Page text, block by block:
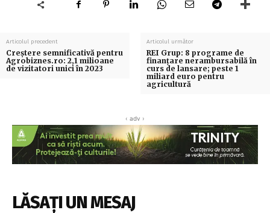
Articolul precedent
Creștere semnificativă pentru
Agrobiznes.ro: 2,1 milioane
de vizitatori unici în 2023
Articolul următor
REI Grup: 8 programe de
finanțare nerambursabilă în
curs de lansare; peste 1
miliard euro pentru
agricultură
‹ adv ›
LĂSAȚI UN MESAJ